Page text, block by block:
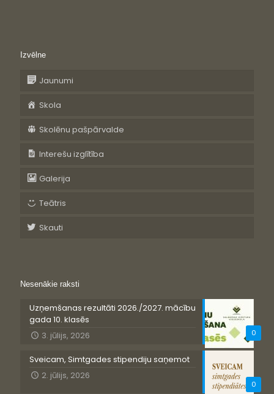
Izvēlne
Jaunumi
Skola
Skolēnu pašpārvalde
Interešu izglītība
Galerija
Teātris
Skauti
Nesenākie raksti
0
Uzņemšanas rezultāti 2026./2027. mācību
gada 10. klasēs
3. jūlijs, 2026
0
Sveicam, Simtgades stipendiju saņemot
2. jūlijs, 2026